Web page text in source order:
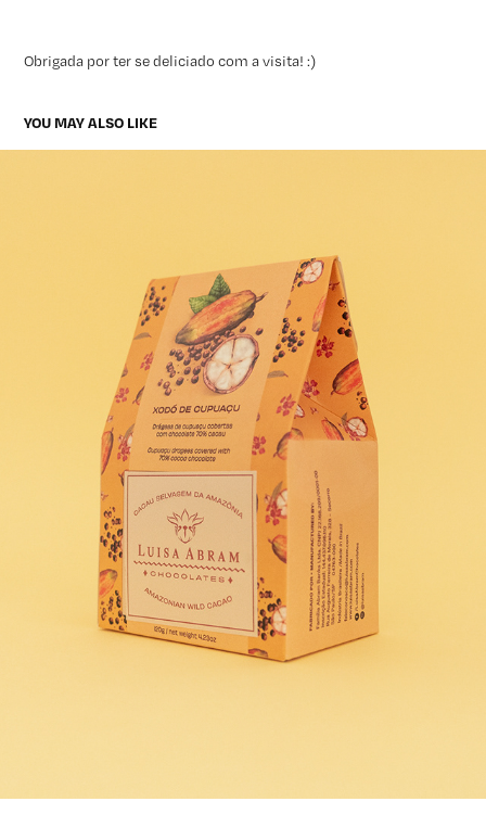
Obrigada por ter se deliciado com a visita! :)
YOU MAY ALSO LIKE
XODÓS • LUISA ABRAM, 2021